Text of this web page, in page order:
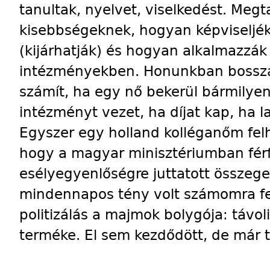
tanultak, nyelvet, viselkedést.
kisebbségeknek, hogyan
(kijárhatják) és hogyan
intézményekben. Honunkban
számít, ha egy nő bekerül
intézményt vezet, ha díjat kap, ha
Egyszer egy holland kolléganőm
hogy a magyar minisztériumban
esélyegyenlőségre juttatott
mindennapos tény volt számomra
politizálás a majmok bolygója:
terméke. El sem kezdődött, de már